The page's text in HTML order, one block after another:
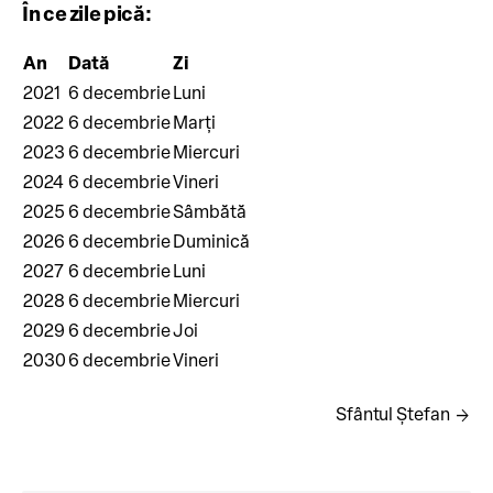
În ce zile pică:
An Dată
Zi
2021 6 decembrie Luni
2022 6 decembrie Marți
2023 6 decembrie Miercuri
2024 6 decembrie Vineri
2025 6 decembrieSâmbătă
2026 6 decembrie Duminică
2027 6 decembrie Luni
2028 6 decembrie Miercuri
2029 6 decembrieJoi
20306 decembrie Vineri
Sfântul Ștefan arrow_forward